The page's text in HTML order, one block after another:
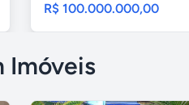
R$ 100.000.000,00
Imóveis